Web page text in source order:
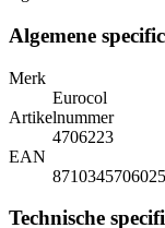
Algemene
Merk
Eurocol
Artikelnummer
4706223
EAN
8710345706025
Technische